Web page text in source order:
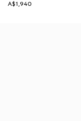
A$1,940